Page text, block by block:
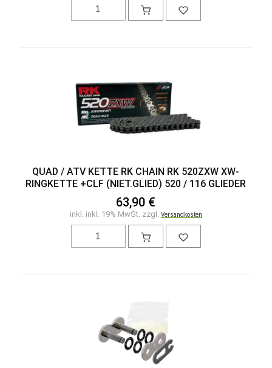
QUAD / ATV KETTE RK CHAIN RK 520ZXW XW-
RINGKETTE +CLF (NIET.GLIED) 520 / 116 GLIEDER
63,90 €
inkl. inkl. 19% MwSt. zzgl. Versandkosten